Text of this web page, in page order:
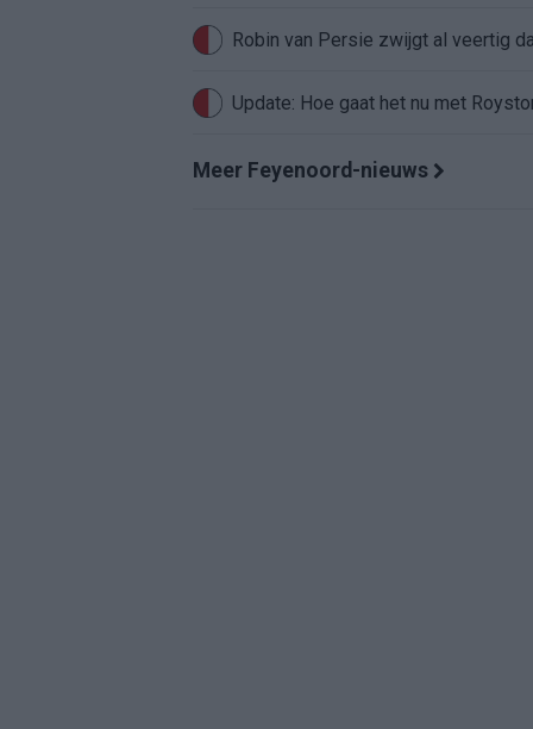
Robin van Persie zwijgt al veertig
Update: Hoe gaat het nu met
Meer Feyenoord-nieuws